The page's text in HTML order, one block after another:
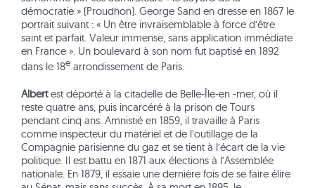
démocratie » (Proudhon). George Sand en dresse en 1867 le
portrait suivant : « Un être invraisemblable à force d’être
saint et parfait. Valeur immense, sans application immédiate
en France ». Un boulevard à son nom fut baptisé en 1892
dans le 18e arrondissement de Paris.
Albertest déporté à la citadelle de Belle-Île-en -mer, où il
reste quatre ans, puis incarcéré à la prison de Tours
pendant cinq ans. Amnistié en 1859, il travaille à Paris
comme inspecteur du matériel et de l’outillage de la
Compagnie parisienne du gaz et se tient à l’écart de la vie
politique. Il est battu en 1871 aux élections à l’Assemblée
nationale. En 1879, il essaie une dernière fois de se faire élire